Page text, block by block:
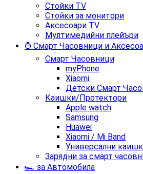
Стойки TV
Стойки за монитори
Аксесоари TV
Мултимедийни плейъри
⌚ Смарт Часовници и
Смарт Часовници
myPhone
Xiaomi
Детски Смарт
Каишки/Протектори
Apple watch
Samsung
Huawei
Xiaomi / Mi Band
Универсални
Зарядни за смарт
🏎️ за Автомобила